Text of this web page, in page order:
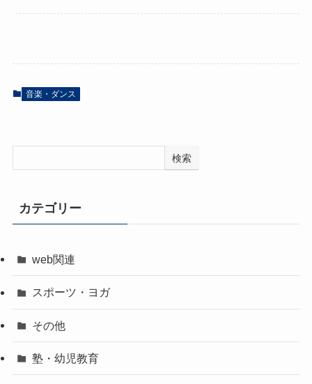
音楽・ダンス
検索
カテゴリー
web関連
スポーツ・ヨガ
その他
塾・幼児教育